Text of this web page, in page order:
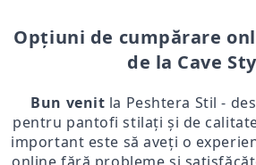
Opțiuni de cumpărare
de la Cave
Bun venit la Peshtera Stil -
pentru pantofi stilați și de
important este să aveți o